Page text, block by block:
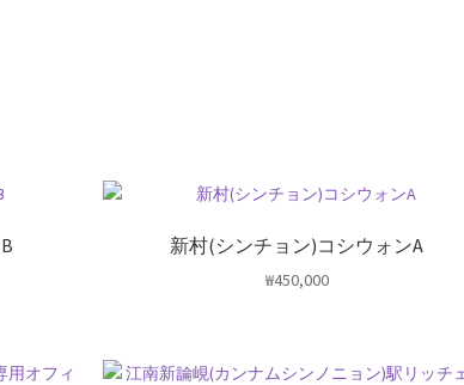
新村(シンチョン)コシウォンA
₩450,000